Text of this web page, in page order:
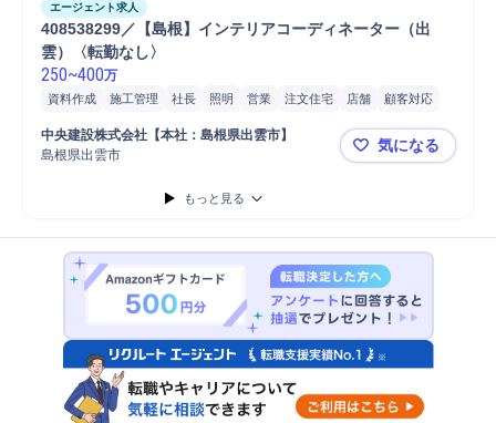
エージェント求人
408538299／【島根】インテリアコーディネーター（出
雲）〈転勤なし〉
250~400万
資料作成 施工管理 社長 照明 営業 注文住宅 店舗
顧客対応
自動車/輸送機器
自動車/輸送機械 家具/インテリア
自動車
普通自動車
中央建設株式会社【本社：島根県出雲市】
島根県出雲市
408538299
気になる
もっと見る